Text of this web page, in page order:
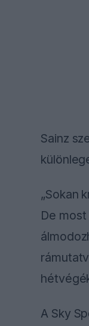
Sainz
„Sokan
De
A Sky